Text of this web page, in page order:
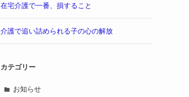
在宅介護で一番、損すること
介護で追い詰められる子の心の解放
カテゴリー
お知らせ